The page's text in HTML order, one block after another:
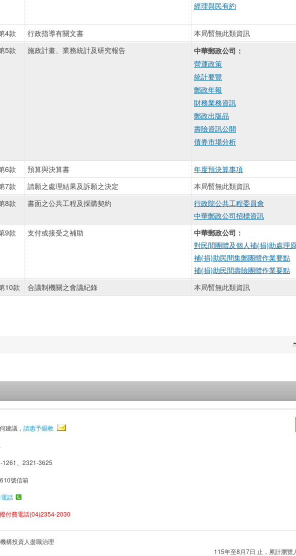
經理與民有約
4款 行政指導有關文書
本局暫無此類資訊
5款
施政計畫、業務統計及研究報告
中華郵政公司：
營運政策
統計要覽
郵政年報
財務業務資訊
郵政出版品
壽險資訊公開
債券市場分析
6款 預算與決算書
年度預決算事項
7款
請願之處理結果及訴願之決定
本局暫無此類資訊
8款
書面之公共工程及採購契約
行政院公共工程委員會
中華郵政公司招標資訊
9款
支付或接受之補助
中華郵政公司：
對民間團體及個人補(捐)助處理
補(捐)助民間集郵團體作業要點
補(捐)助民間壽險團體作業要點
10款
合議制機關之會議紀錄 本局暫無此類資訊
建議， 請惠予賜教
1261、2321-3625
號信箱
話
付費電話(04)2354-2030
機構投資人盡職治理
115年至8月7日 止，累計瀏覽